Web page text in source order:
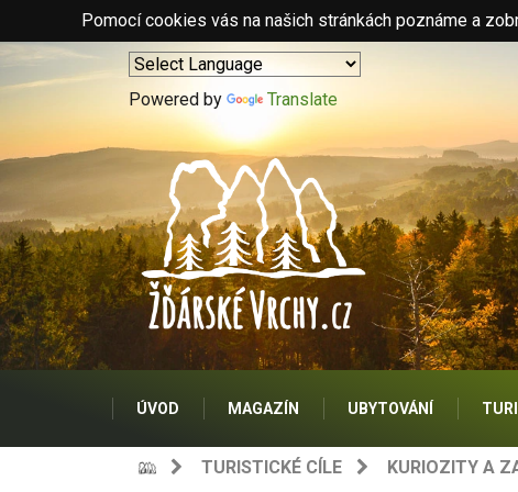
Pomocí cookies vás na našich stránkách poznáme a
Powered by Translate
ÚVOD MAGAZÍN UBYTOVÁNÍ
TURISTICKÉ CÍLE KURIOZITY A